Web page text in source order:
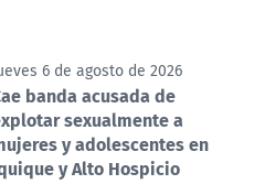
6 de agosto de 2026
banda acusada de
sexualmente a
y adolescentes en
y Alto Hospicio